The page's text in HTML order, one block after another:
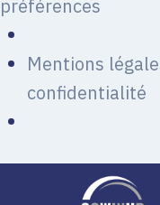
préférences
Mentions
confidentialité